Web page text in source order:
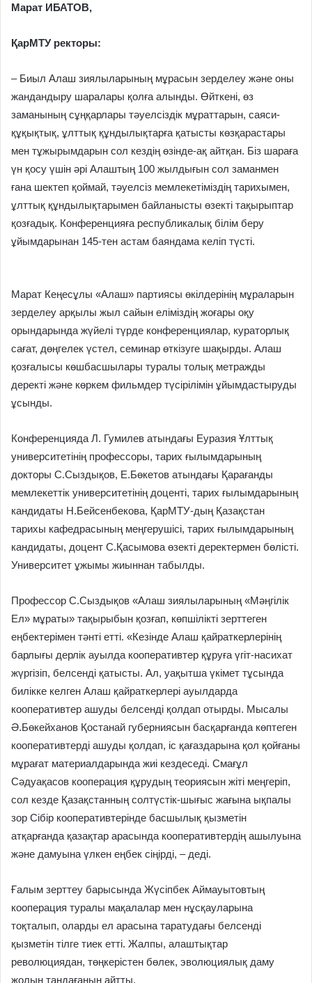
Марат ИБАТОВ,
ҚарМТУ ректоры:
– Биыл Алаш зиялыларының мұрасын зерделеу және оны
жандандыру шаралары қолға алынды. Өйткені, өз
заманының сұңқарлары тәуелсіздік мұраттарын, саяси-
құқықтық, ұлттық құндылықтарға қатысты көзқарастары
мен тұжырымдарын сол кездің өзінде-ақ айтқан. Біз шараға
үн қосу үшін әрі Алаштың 100 жылдығын сол заманмен
ғана шектеп қоймай, тәуелсіз мемлекетіміздің тарихымен,
ұлттық құндылықтарымен байланысты өзекті тақырыптар
қозғадық. Конференцияға республикалық білім беру
ұйымдарынан 145-тен астам баяндама келіп түсті.
Марат Кеңесұлы «Алаш» партиясы өкілдерінің мұраларын
зерделеу арқылы жыл сайын еліміздің жоғары оқу
орындарында жүйелі түрде конференциялар, кураторлық
сағат, дөңгелек үстел, семинар өткізуге шақырды. Алаш
қозғалысы көшбасшылары туралы толық метражды
деректі және көркем фильмдер түсірілімін ұйымдастыруды
ұсынды.
Конференцияда Л. Гумилев атындағы Еуразия Ұлттық
университетінің профессоры, тарих ғылымдарының
докторы С.Сыздықов, Е.Бөкетов атындағы Қарағанды
мемлекеттік университетінің доценті, тарих ғылымдарының
кандидаты Н.Бейсенбекова, ҚарМТУ-дың Қазақстан
тарихы кафедрасының меңгерушісі, тарих ғылымдарының
кандидаты, доцент С.Қасымова өзекті деректермен бөлісті.
Университет ұжымы жиыннан табылды.
Профессор С.Сыздықов «Алаш зиялыларының «Мәңгілік
Ел» мұраты» тақырыбын қозғап, көпшілікті зерттеген
еңбектерімен тәнті етті. «Кезінде Алаш қайраткерлерінің
барлығы дерлік ауылда кооперативтер құруға үгіт-насихат
жүргізіп, белсенді қатысты. Ал, уақытша үкімет тұсында
билікке келген Алаш қайраткерлері ауылдарда
кооперативтер ашуды белсенді қолдап отырды. Мысалы
Ә.Бөкейханов Қостанай губерниясын басқарғанда көптеген
кооперативтерді ашуды қолдап, іс қағаздарына қол қойғаны
мұрағат материалдарында жиі кездеседі. Смағұл
Сәдуақасов кооперация құрудың теориясын жіті меңгеріп,
сол кезде Қазақстанның солтүстік-шығыс жағына ықпалы
зор Сібір кооперативтерінде басшылық қызметін
атқарғанда қазақтар арасында кооперативтердің ашылуына
және дамуына үлкен еңбек сіңірді, – деді.
Ғалым зерттеу барысында Жүсіпбек Аймауытовтың
кооперация туралы мақалалар мен нұсқауларына
тоқталып, оларды ел арасына таратудағы белсенді
қызметін тілге тиек етті. Жалпы, алаштықтар
революциядан, төңкерістен бөлек, эволюциялық даму
жолын таңдағанын айтты.